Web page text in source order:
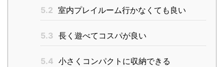
5.2 室内プレイルーム行かなくても良い
5.3 長く遊べてコスパが良い
5.4 小さくコンパクトに収納できる